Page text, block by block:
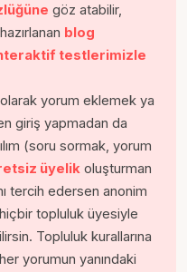
göz atabilir,
blog
testlerimizle
yorum eklemek ya
giriş yapmadan da
(soru sormak, yorum
üyelik oluşturman
tercih edersen anonim
topluluk üyesiyle
Topluluk kurallarına
yorumun yanındaki